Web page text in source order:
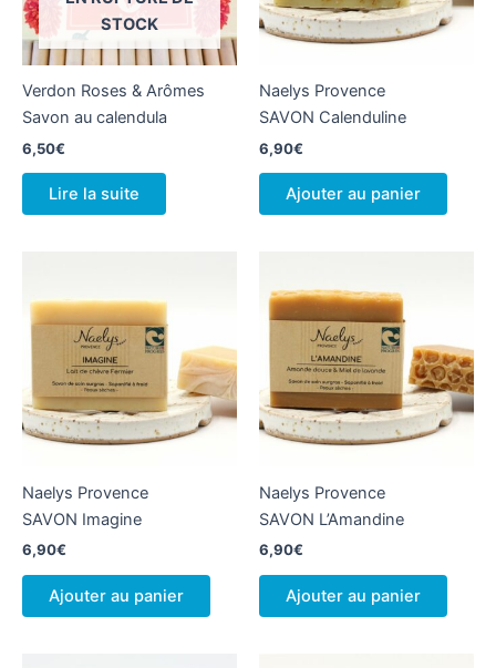
STOCK
Verdon Roses & Arômes
Savon au calendula
6,50€
Lire la suite
Naelys Provence
SAVON Calenduline
6,90€
Ajouter au panier
Naelys Provence
SAVON Imagine
6,90€
Ajouter au panier
Naelys Provence
SAVON L’Amandine
6,90€
Ajouter au panier